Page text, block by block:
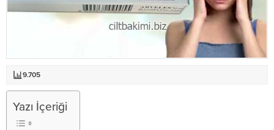
9.705
Yazı İçeriği